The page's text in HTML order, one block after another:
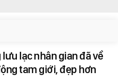
lạc nhân gian đã về
tam giới, đẹp hơn